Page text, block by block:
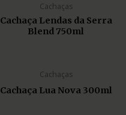
Cachaças
Cachaça Lendas da Serra
Blend 750ml
Cachaças
Cachaça Lua Nova 300ml